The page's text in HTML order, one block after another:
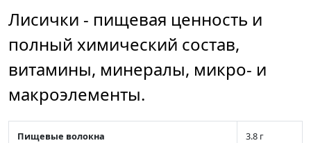
Лисички - пищевая ценность и
полный химический состав,
витамины, минералы, микро- и
макроэлементы.
Пищевые волокна 3.8 г